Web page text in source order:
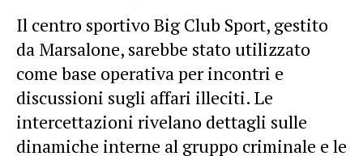
Il centro sportivo Big Club Sport, gestito
da Marsalone, sarebbe stato utilizzato
come base operativa per incontri e
discussioni sugli affari illeciti. Le
intercettazioni rivelano dettagli sulle
dinamiche interne al gruppo criminale e le